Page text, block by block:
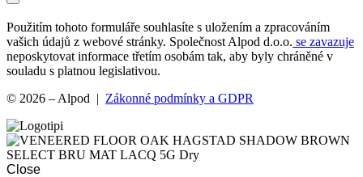
Použitím tohoto formuláře souhlasíte s uložením a zpracováním
vašich údajů z webové stránky. Společnost Alpod d.o.o. se zavazuje
neposkytovat informace třetím osobám tak, aby byly chráněné v
souladu s platnou legislativou.
© 2026 – Alpod | Zákonné podmínky a GDPR
Close